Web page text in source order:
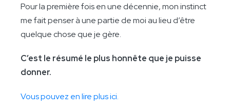
Pour la première fois en une décennie, mon instinct
me fait penser à une partie de moi au lieu d’être
quelque chose que je gère.
C’est le résumé le plus honnête que je puisse
donner.
Vous pouvez en lire plus ici.